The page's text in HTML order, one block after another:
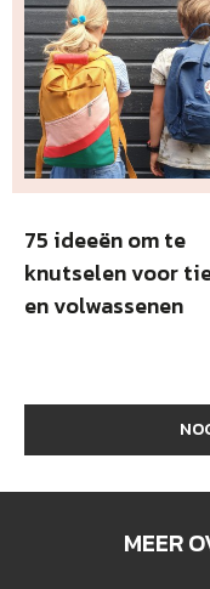
75 ideeën om te
knutselen voor
en volwassenen
MEER